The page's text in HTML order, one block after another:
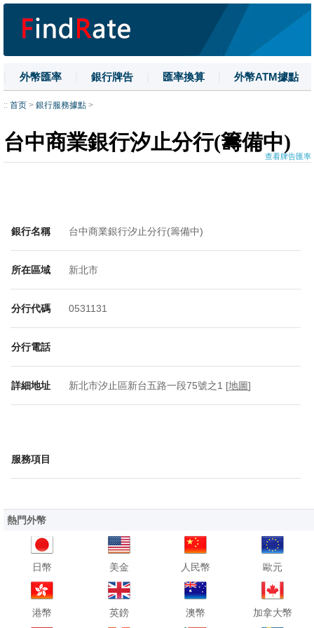
外幣匯率 銀行牌告 匯率換算 外幣ATM據點
| 名詞解釋 | 換匯技巧
:: 首页 > 銀行服務據點 >
台中商業銀行汐止分行(籌備中)
查看牌告匯率
銀行名稱 台中商業銀行汐止分行(籌備中)
所在區域 新北市
分行代碼 0531131
分行電話
詳細地址 新北市汐止區新台五路一段75號之1 [地圖]
服務項目
熱門外幣
日幣 美金 人民幣 歐元
港幣 英鎊 澳幣 加拿大幣